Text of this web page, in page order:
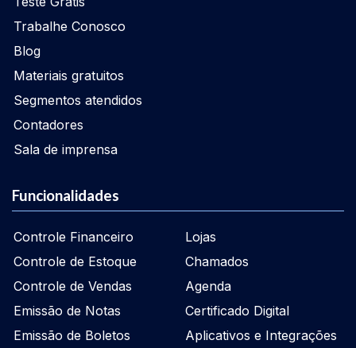
Trabalhe Conosco
Blog
Materiais gratuitos
Segmentos atendidos
Contadores
Sala de imprensa
Funcionalidades
Controle Financeiro
Controle de Estoque
Controle de Vendas
Emissão de Notas
Emissão de Boletos
Lojas
Chamados
Agenda
Certificado Digital
Aplicativos e Integrações